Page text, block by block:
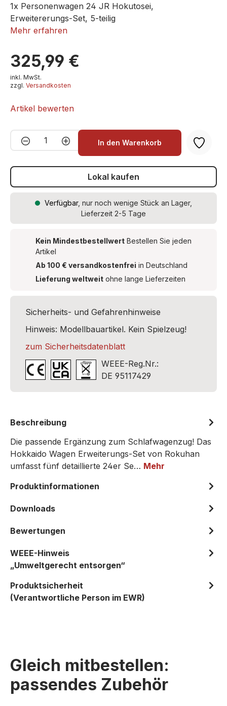
1x Personenwagen 24 JR Hokutosei,
Erweitererungs-Set, 5-teilig
Mehr erfahren
325,99 €
inkl. MwSt.
zzgl. Versandkosten
Artikel bewerten
Produkt Anzahl: Gib den
In den Warenkorb
Lokal kaufen
Verfügbar, nur noch wenige Stück an Lager,
Lieferzeit 2-5 Tage
Kein Mindestbestellwert Bestellen Sie jeden
Artikel
Ab 100 € versandkostenfrei in Deutschland
Lieferung weltweit ohne lange Lieferzeiten
Sicherheits- und Gefahrenhinweise
Hinweis: Modellbauartikel. Kein Spielzeug!
zum Sicherheitsdatenblatt
WEEE-Reg.Nr.:
DE 95117429
Beschreibung
Die passende Ergänzung zum Schlafwagenzug! Das
Hokkaido Wagen Erweiterungs-Set von Rokuhan
umfasst fünf detaillierte 24er Se… Mehr
Produktinformationen
Downloads
Bewertungen
WEEE-Hinweis
„Umweltgerecht entsorgen“
Produktsicherheit
(Verantwortliche Person im EWR)
Gleich mitbestellen:
passendes Zubehör